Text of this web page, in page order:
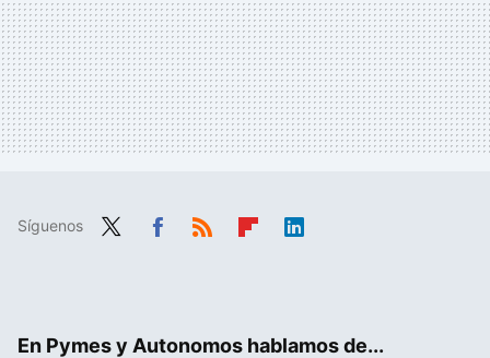
Síguenos
En Pymes y Autonomos hablamos de...